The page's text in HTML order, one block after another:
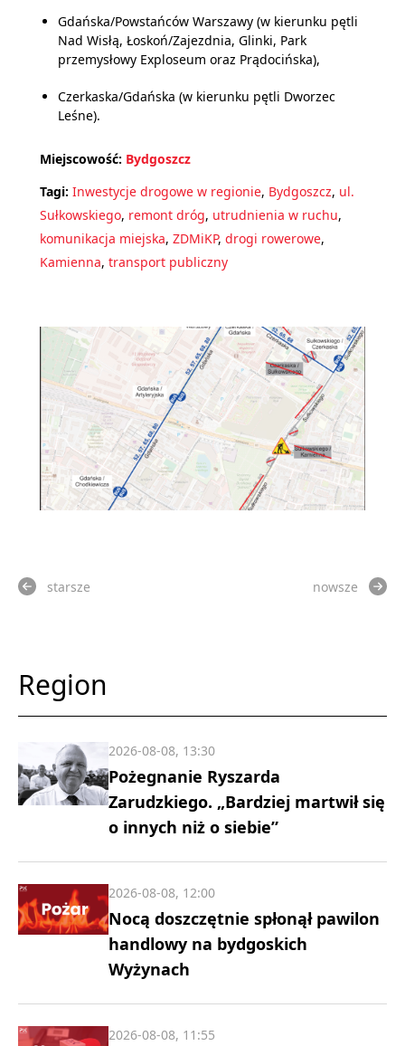
Gdańska/Powstańców Warszawy (w kierunku pętli
Nad Wisłą, Łoskoń/Zajezdnia, Glinki, Park
przemysłowy Exploseum oraz Prądocińska),
Czerkaska/Gdańska (w kierunku pętli Dworzec
Leśne).
Miejscowość: Bydgoszcz
Tagi: Inwestycje drogowe w regionie, Bydgoszcz, ul.
Sułkowskiego, remont dróg, utrudnienia w ruchu,
komunikacja miejska, ZDMiKP, drogi rowerowe,
Kamienna, transport publiczny
starsze nowsze
Region
Pożegnanie Ryszarda
Zarudzkiego. „Bardziej martwił się
o innych niż o siebie”
2026-08-08, 13:30
Nocą doszczętnie spłonął pawilon
handlowy na bydgoskich
Wyżynach
2026-08-08, 12:00
2026-08-08, 11:55